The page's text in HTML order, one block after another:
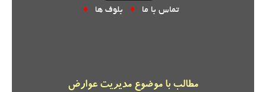
تماس با ما
♦ بلوف ها ♦
مطالب با موضوع مدیریت عوارض